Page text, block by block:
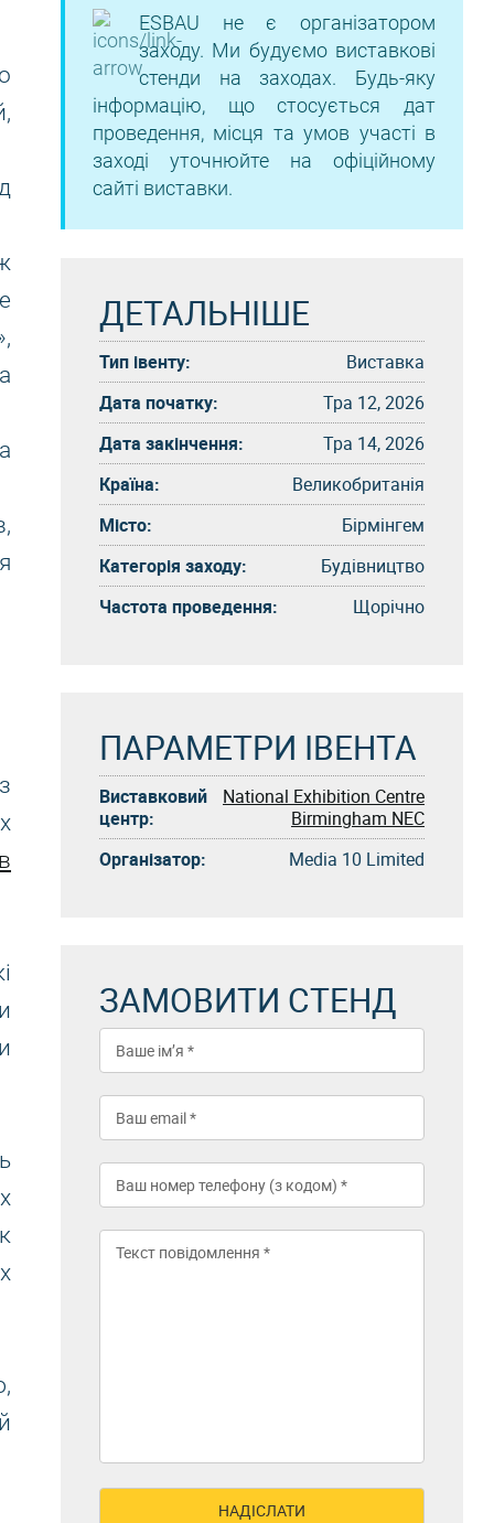
ESBAU не є організатором
заходу. Ми будуємо виставкові
стенди на заходах. Будь-яку
інформацію, що стосується дат
проведення, місця та умов участі в
заході уточнюйте на офіційному
сайті виставки.
ДЕТАЛЬНІШЕ
Тип івенту:
Виставка
Дата початку:
Тра 12, 2026
Дата закінчення:
Тра 14, 2026
Країна:
Великобританія
Місто:
Бірмінгем
Категорія заходу:
Будівництво
Частота проведення:
Щорічно
ПАРАМЕТРИ ІВЕНТА
Виставковий
центр:
National Exhibition Centre
Birmingham NEC
Організатор:
Media 10 Limited
ЗАМОВИТИ СТЕНД